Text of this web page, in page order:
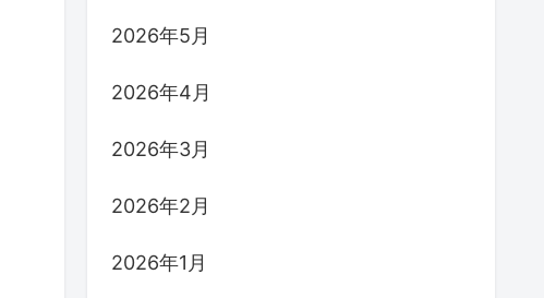
2026年5月
2026年4月
2026年3月
2026年2月
2026年1月